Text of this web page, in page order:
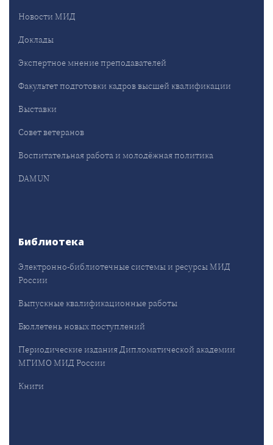
Новости МИД
Доклады
Экспертное мнение преподавателей
Факультет подготовки кадров высшей квалификации
Выставки
Совет ветеранов
Воспитательная работа и молодёжная политика
DAMUN
Библиотека
Электронно-библиотечные системы и ресурсы МИД
России
Выпускные квалификационные работы
Бюллетень новых поступлений
Периодические издания Дипломатической академии
МГИМО МИД России
Книги